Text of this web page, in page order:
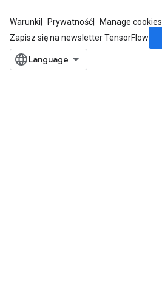
Warunki Prywatność
Manage cookies
Zapisz się na newsletter TensorFlow